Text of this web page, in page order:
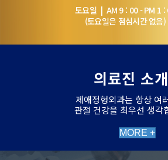
토요일 | AM 9 : 00 - PM 1 :
(토요일은 점심시간 없음)
의료진 소개
제애정형외과는 항상 여
관절 건강을 최우선 생각
MORE +